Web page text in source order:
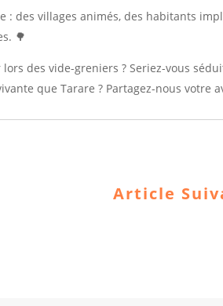
: des villages animés, des habitants
🌳
des vide-greniers ? Seriez-vous
que Tarare ? Partagez-nous votre
Article